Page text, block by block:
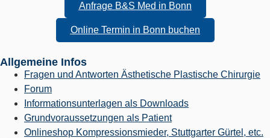
Anfrage B&S Med in Bonn
Online Termin in Bonn buchen
Allgemeine Infos
Fragen und Antworten Ästhetische Plastische Chirurgie
Forum
Informationsunterlagen als Downloads
Grundvoraussetzungen als Patient
Onlineshop Kompressionsmieder, Stuttgarter Gürtel, etc.